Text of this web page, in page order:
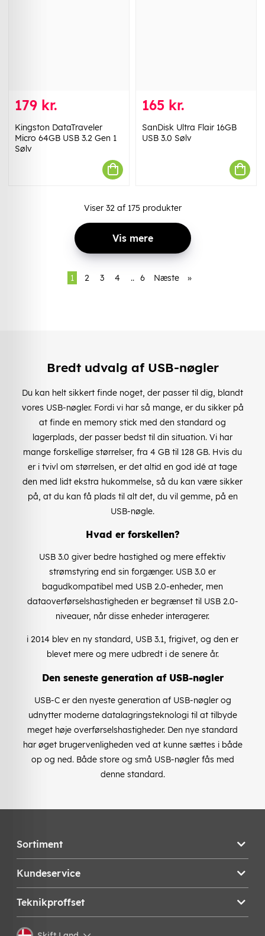
179 kr.
Kingston DataTraveler
Micro 64GB USB 3.2 Gen 1
Sølv
165 kr.
SanDisk Ultra Flair 16GB
USB 3.0 Sølv
Viser 32af 175 produkter
Vis mere
1 2 3 4 .. 6 Næste »
Bredt udvalg af USB-nøgler
Du kan helt sikkert finde noget, der passer til dig, blandt
vores USB-nøgler. Fordi vi har så mange, er du sikker på
at finde en memory stick med den standard og
lagerplads, der passer bedst til din situation. Vi har
mange forskellige størrelser, fra 4 GB til 128 GB. Hvis du
er i tvivl om størrelsen, er det altid en god idé at tage
den med lidt ekstra hukommelse, så du kan være sikker
på, at du kan få plads til alt det, du vil gemme, på en
USB-nøgle.
Hvad er forskellen?
USB 3.0 giver bedre hastighed og mere effektiv
strømstyring end sin forgænger. USB 3.0 er
bagudkompatibel med USB 2.0-enheder, men
dataoverførselshastigheden er begrænset til USB 2.0-
niveauer, når disse enheder interagerer.
i 2014 blev en ny standard, USB 3.1, frigivet, og den er
blevet mere og mere udbredt i de senere år.
Den seneste generation af USB-nøgler
USB-C er den nyeste generation af USB-nøgler og
udnytter moderne datalagringsteknologi til at tilbyde
meget høje overførselshastigheder. Den nye standard
har øget brugervenligheden ved at kunne sættes i både
op og ned. Både store og små USB-nøgler fås med
denne standard.
Sortiment
Kundeservice
Teknikproffset